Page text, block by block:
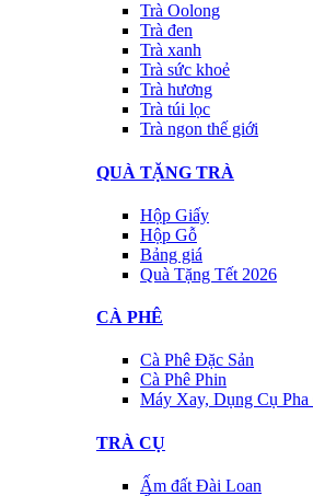
Trà Oolong
Trà đen
Trà xanh
Trà sức khoẻ
Trà hương
Trà túi lọc
Trà ngon thế giới
QUÀ TẶNG TRÀ
Hộp Giấy
Hộp Gỗ
Bảng giá
Quà Tặng Tết 2026
CÀ PHÊ
Cà Phê Đặc Sản
Cà Phê Phin
Máy Xay, Dụng Cụ Pha
TRÀ CỤ
Ấm đất Đài Loan